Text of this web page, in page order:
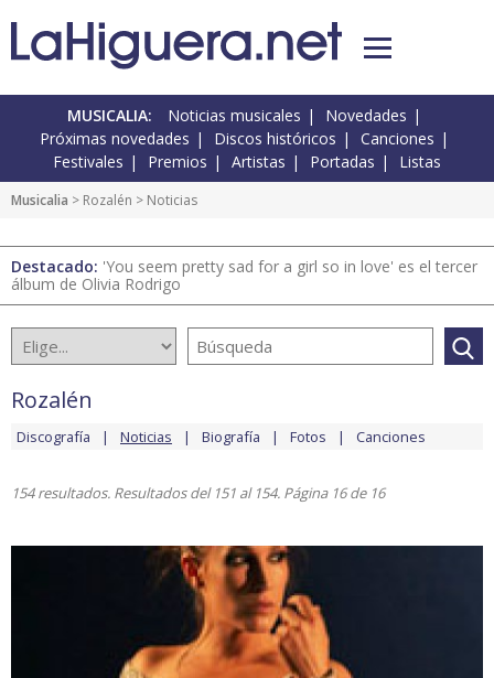
MUSICALIA: Noticias musicales
Novedades
Próximas novedades
Discos históricos
Canciones
Festivales
Premios Artistas Portadas Listas
Musicalia > Rozalén > Noticias
Destacado: 'You seem pretty sad for a girl so in love' es el tercer
álbum de Olivia Rodrigo
Rozalén
Discografía Noticias Biografía Fotos Canciones
154 resultados. Resultados del 151 al 154. Página 16 de 16